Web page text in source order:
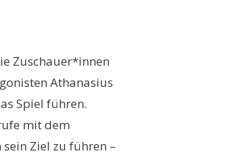
Zuschauer*innen
Athanasius
Spiel führen.
mit dem
Ziel zu führen –